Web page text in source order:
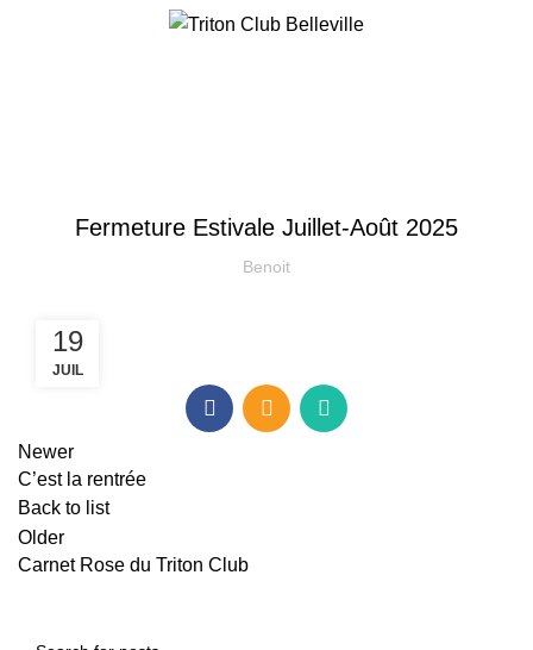
Fermeture Estivale Juillet-Août 2025
Benoit
19
JUIL
Newer
C’est la rentrée
Back to list
Older
Carnet Rose du Triton Club